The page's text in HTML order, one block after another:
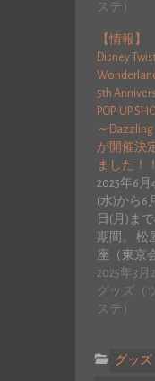
ステ）
【情報】
Disney
5th
POP-UP
～Dazzling
が開催決
ました！！
2025年6月
(水)から6
日(月)ま
期間。 松
座（東京
場）にて
『ディズ
ツ…
2025年3月
グッズ（
ステ）
グッズ